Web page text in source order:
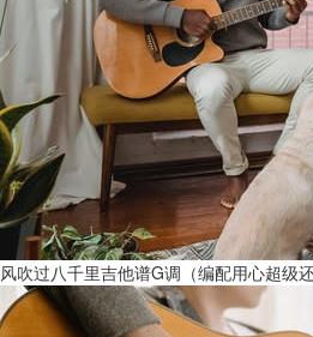
风吹过八千里吉他谱G调（编配用心超级